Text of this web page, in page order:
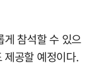
게 참석할 수 있으
제공할 예정이다.